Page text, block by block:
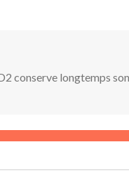
conserve longtemps